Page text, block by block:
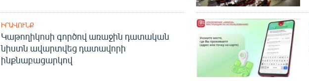
ԻՐԱՎՈՒՆՔ
Կաթողիկոսի գործով առաջին դատական
նիստն ավարտվեց դատավորի
ինքնաբացարկով